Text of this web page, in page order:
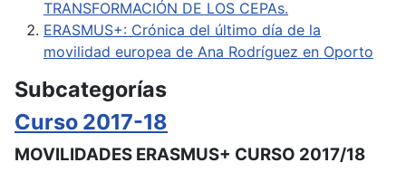
TRANSFORMACIÓN DE LOS CEPAs.
ERASMUS+: Crónica del último día de la
movilidad europea de Ana Rodríguez en Oporto
Subcategorías
Curso 2017-18
MOVILIDADES ERASMUS+ CURSO 2017/18